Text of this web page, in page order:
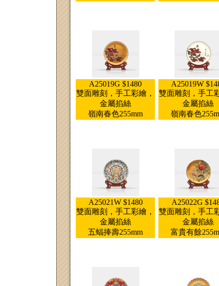
A25019G $1480
雙面雕刻，手工彩繪，
金屬掐絲
嶺南春色255mm
A25019W
雙面雕刻，手工
金屬掐絲
嶺南春色
A25021W $1480
雙面雕刻，手工彩繪，
金屬掐絲
五蝠捧壽255mm
A25022G
雙面雕刻，手工
金屬掐絲
富貴有餘